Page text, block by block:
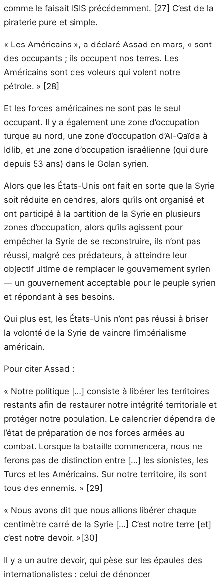
comme le faisait ISIS précédemment. [27] C’est de la
piraterie pure et simple.
« Les Américains », a déclaré Assad en mars, « sont
des occupants ; ils occupent nos terres. Les
Américains sont des voleurs qui volent notre
pétrole. » [28]
Et les forces américaines ne sont pas le seul
occupant. Il y a également une zone d’occupation
turque au nord, une zone d’occupation d’Al-Qaïda à
Idlib, et une zone d’occupation israélienne (qui dure
depuis 53 ans) dans le Golan syrien.
Alors que les États-Unis ont fait en sorte que la Syrie
soit réduite en cendres, alors qu’ils ont organisé et
ont participé à la partition de la Syrie en plusieurs
zones d’occupation, alors qu’ils agissent pour
empêcher la Syrie de se reconstruire, ils n’ont pas
réussi, malgré ces prédateurs, à atteindre leur
objectif ultime de remplacer le gouvernement syrien
— un gouvernement acceptable pour le peuple syrien
et répondant à ses besoins.
Qui plus est, les États-Unis n’ont pas réussi à briser
la volonté de la Syrie de vaincre l’impérialisme
américain.
Pour citer Assad :
« Notre politique […] consiste à libérer les territoires
restants afin de restaurer notre intégrité territoriale et
protéger notre population. Le calendrier dépendra de
l’état de préparation de nos forces armées au
combat. Lorsque la bataille commencera, nous ne
ferons pas de distinction entre […] les sionistes, les
Turcs et les Américains. Sur notre territoire, ils sont
tous des ennemis. » [29]
« Nous avons dit que nous allions libérer chaque
centimètre carré de la Syrie […] C’est notre terre [et]
c’est notre devoir. »[30]
Il y a un autre devoir, qui pèse sur les épaules des
internationalistes : celui de dénoncer